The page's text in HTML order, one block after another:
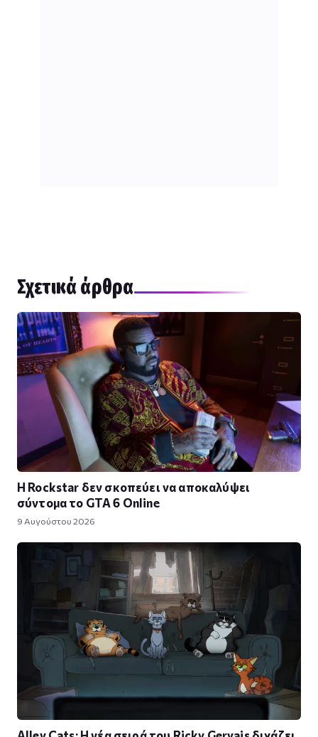
Σχετικά άρθρα
Η Rockstar δεν σκοπεύει να αποκαλύψει
σύντομα το GTA 6 Online
9 Αυγούστου 2026